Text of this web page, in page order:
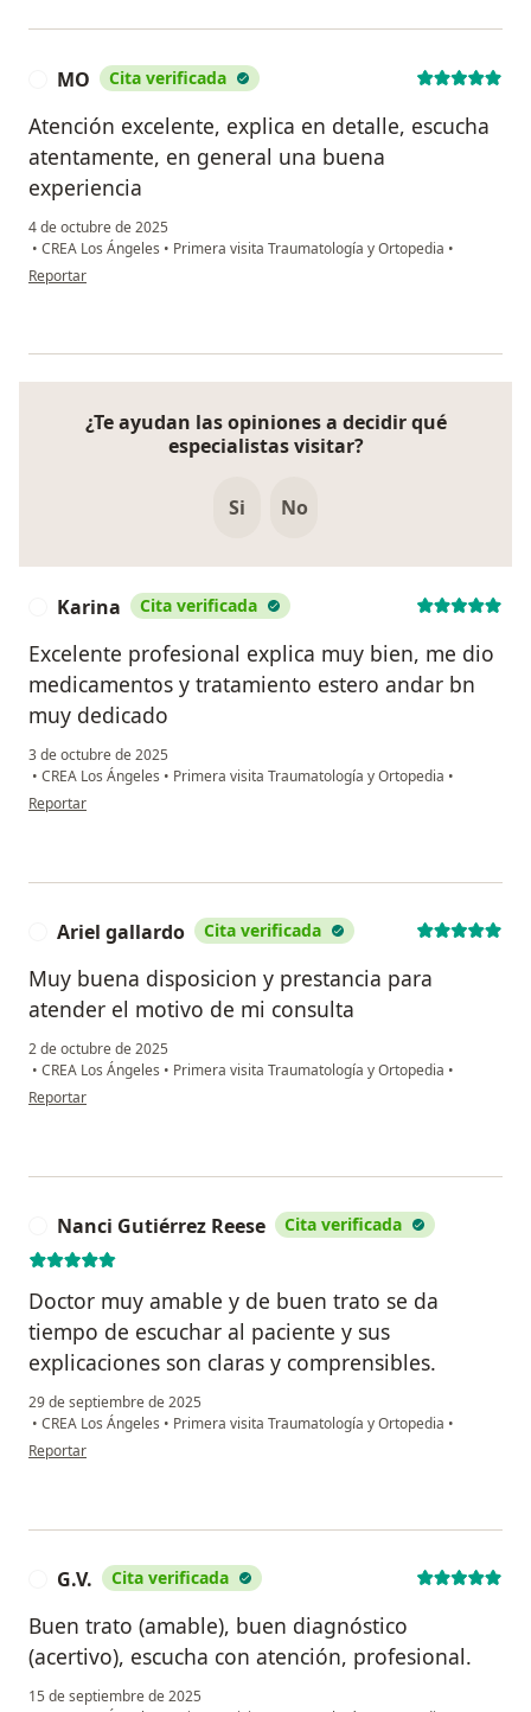
MO Cita verificada
Atención excelente, explica en detalle, escucha
atentamente, en general una buena
experiencia
4 de octubre de 2025
• CREA Los Ángeles • Primera visita Traumatología y Ortopedia •
en opinión del usuario MO
Reportar
¿Te ayudan las opiniones a decidir qué
especialistas visitar?
Si No
Karina Cita verificada
Excelente profesional explica muy bien, me dio
medicamentos y tratamiento estero andar bn
muy dedicado
3 de octubre de 2025
• CREA Los Ángeles • Primera visita Traumatología y Ortopedia •
en opinión del usuario Karina
Reportar
Ariel gallardo Cita verificada
Muy buena disposicion y prestancia para
atender el motivo de mi consulta
2 de octubre de 2025
• CREA Los Ángeles • Primera visita Traumatología y Ortopedia •
en opinión del usuario Ariel gallardo
Reportar
Nanci Gutiérrez Reese Cita verificada
Doctor muy amable y de buen trato se da
tiempo de escuchar al paciente y sus
explicaciones son claras y comprensibles.
29 de septiembre de 2025
• CREA Los Ángeles • Primera visita Traumatología y Ortopedia •
en opinión del usuario Nanci Gutiérrez Reese
Reportar
G.V. Cita verificada
Buen trato (amable), buen diagnóstico
(acertivo), escucha con atención, profesional.
15 de septiembre de 2025